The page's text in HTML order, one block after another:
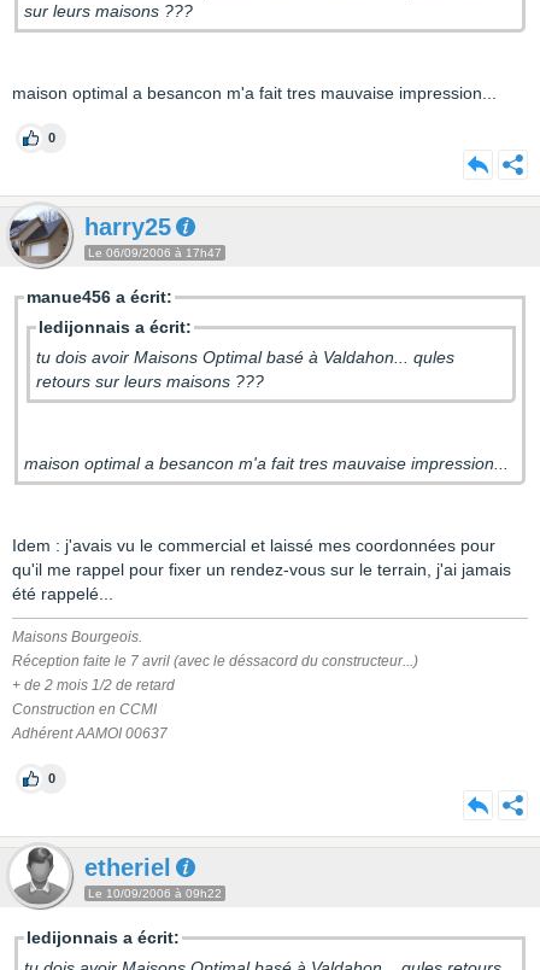
sur leurs maisons ???
maison optimal a besancon m'a fait tres mauvaise impression...
0
harry25
Le 06/09/2006 à 17h47
manue456 a écrit:
ledijonnais a écrit:
tu dois avoir Maisons Optimal basé à Valdahon... qules
retours sur leurs maisons ???
maison optimal a besancon m'a fait tres mauvaise impression...
Idem : j'avais vu le commercial et laissé mes coordonnées pour
qu'il me rappel pour fixer un rendez-vous sur le terrain, j'ai jamais
été rappelé...
Maisons Bourgeois.
Réception faite le 7 avril (avec le déssacord du constructeur...)
+ de 2 mois 1/2 de retard
Construction en CCMI
Adhérent AAMOI 00637
0
etheriel
Le 10/09/2006 à 09h22
ledijonnais a écrit: